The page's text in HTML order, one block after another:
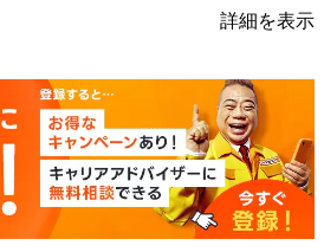
詳細を表示